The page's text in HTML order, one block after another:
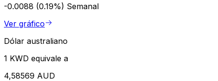
-0.0088 (0.19%) Semanal
Ver gráfico
Dólar australiano
1 KWD equivale a
4,58569 AUD